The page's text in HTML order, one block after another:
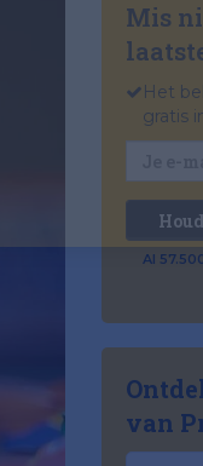
Mis
Het
gratis
Al
van